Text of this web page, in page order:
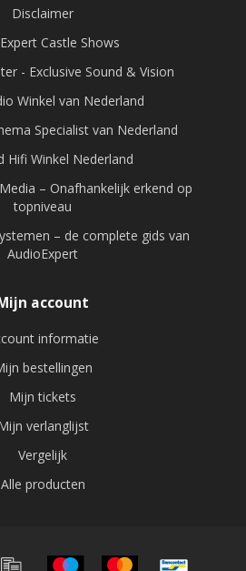
Disclaimer
Castle Shows
- Exclusive Sound & Vision
Winkel van Nederland
Specialist van Nederland
Hifi Winkel Nederland
– Onafhankelijk erkend op
topniveau
– de complete gids van
AudioExpert
account
informatie
bestellingen
Mijn tickets
verlanglijst
Vergelijk
Alle producten